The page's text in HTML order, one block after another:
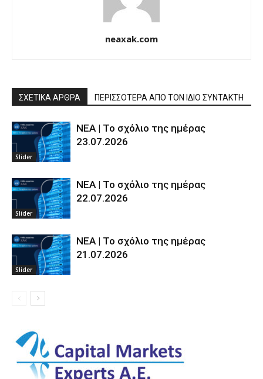
neaxak.com
ΣΧΕΤΙΚΑ ΑΡΘΡΑ ΠΕΡΙΣΣΟΤΕΡΑ ΑΠΟ ΤΟΝ ΙΔΙΟ ΣΥΝΤΑΚΤΗ
Slider
ΝΕΑ | Το σχόλιο της ημέρας
23.07.2026
Slider
ΝΕΑ | Το σχόλιο της ημέρας
22.07.2026
Slider
ΝΕΑ | Το σχόλιο της ημέρας
21.07.2026